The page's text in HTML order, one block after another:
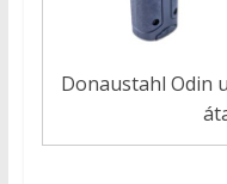
Donaustahl Odin